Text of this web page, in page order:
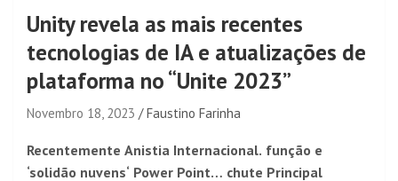
Unity revela as mais recentes
tecnologias de IA e atualizações de
plataforma no “Unite 2023”
Novembro 18, 2023 Faustino Farinha
Recentemente Anistia Internacional. função e
‘solidão nuvens‘ Power Point… chute Principal